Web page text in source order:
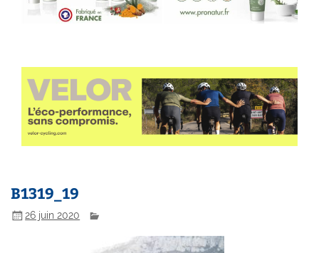
B1319_19
26 juin 2020